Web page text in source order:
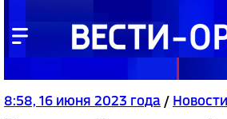
8:58, 16 июня 2023 года / Новости